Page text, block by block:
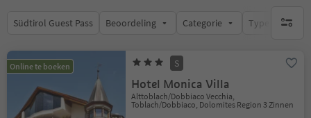
Südtirol Guest Pass Beoordeling Categorie Type catering
geen
Online te boeken S
Hotel Monica Villa
Alttoblach/Dobbiaco Vecchia,
Toblach/Dobbiaco, Dolomites Region 3 Zinnen